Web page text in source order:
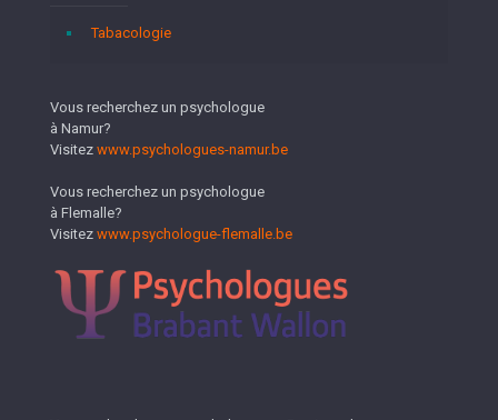
Tabacologie
Vous recherchez un psychologue
à Namur?
Visitez www.psychologues-namur.be
Vous recherchez un psychologue
à Flemalle?
Visitez www.psychologue-flemalle.be